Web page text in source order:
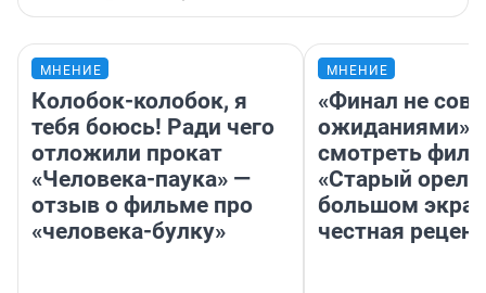
МНЕНИЕ
Колобок-колобок, я
тебя боюсь! Ради чего
отложили прокат
«Человека-паука» —
отзыв о фильме про
«человека-булку»
МНЕНИЕ
«Финал не
ожиданиями»:
смотреть
«Старый орел»
большом
честная